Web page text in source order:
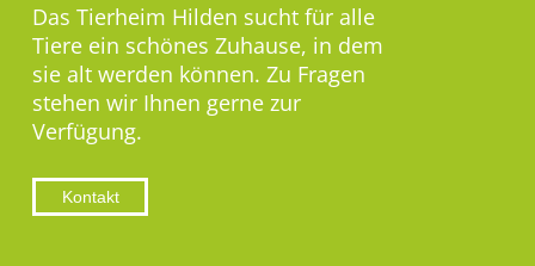
Das Tierheim Hilden sucht für alle
Tiere ein schönes Zuhause, in dem
sie alt werden können. Zu Fragen
stehen wir Ihnen gerne zur
Verfügung.
Kontakt